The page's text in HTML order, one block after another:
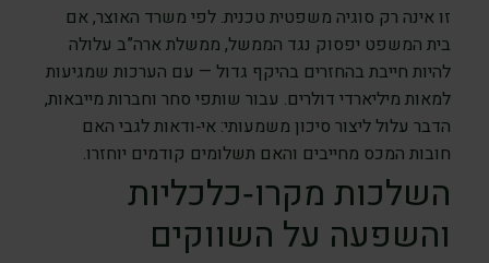
זו אינה רק סוגיה משפטית טכנית. לפי משרד האוצר, אם
בית המשפט יפסוק נגד הממשל, ממשלת ארה”ב עלולה
להיות חייבת בהחזרים בהיקף גדול — עם הערכות שמגיעות
למאות מיליארדי דולרים. עבור שותפי סחר וחברות מייבאות,
הדבר עלול ליצור סיכון משמעותי: אי‑ודאות לגבי האם
חובות המכס מחייבים והאם תשלומים קודמים יוחזרו.
השלכות מקרו‑כלכליות
והשפעה על השווקים